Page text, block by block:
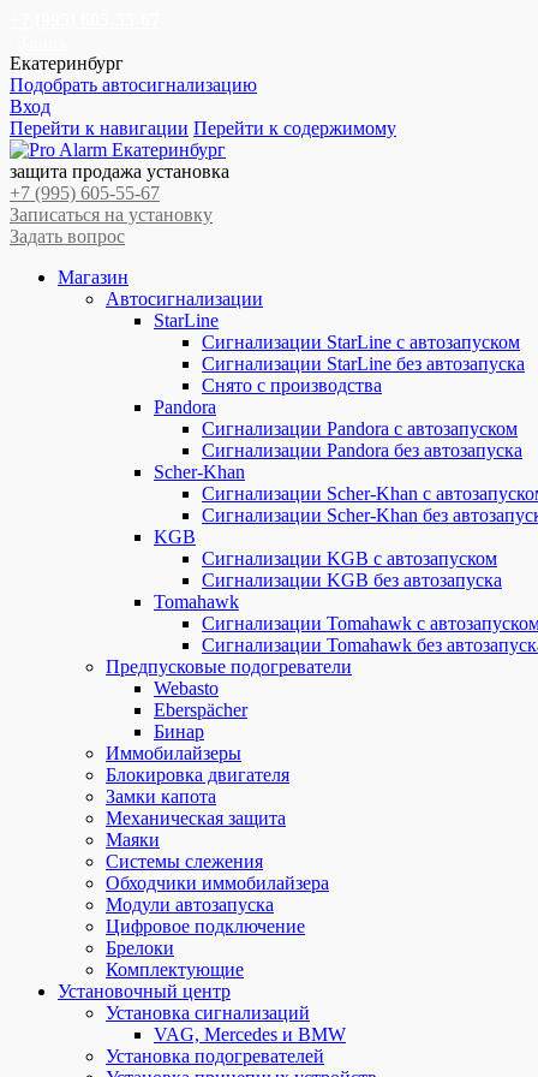
Екатеринбург
Подобрать автосигнализацию
Вход
Перейти к навигации Перейти к содержимому
защита продажа установка
+7 (995) 605-55-67
Записаться на установку
Задать вопрос
Магазин
Автосигнализации
StarLine
Сигнализации StarLine с автозапуском
Сигнализации StarLine без автозапуска
Снято с производства
Pandora
Сигнализации Pandora с автозапуском
Сигнализации Pandora без автозапуска
Scher-Khan
Сигнализации Scher-Khan с
Сигнализации Scher-Khan без
KGB
Сигнализации KGB с автозапуском
Сигнализации KGB без автозапуска
Tomahawk
Сигнализации Tomahawk с
Сигнализации Tomahawk без
Предпусковые подогреватели
Webasto
Eberspächer
Бинар
Иммобилайзеры
Блокировка двигателя
Замки капота
Механическая защита
Маяки
Системы слежения
Обходчики иммобилайзера
Модули автозапуска
Цифровое подключение
Брелоки
Комплектующие
Установочный центр
Установка сигнализаций
VAG, Mercedes и BMW
Установка подогревателей